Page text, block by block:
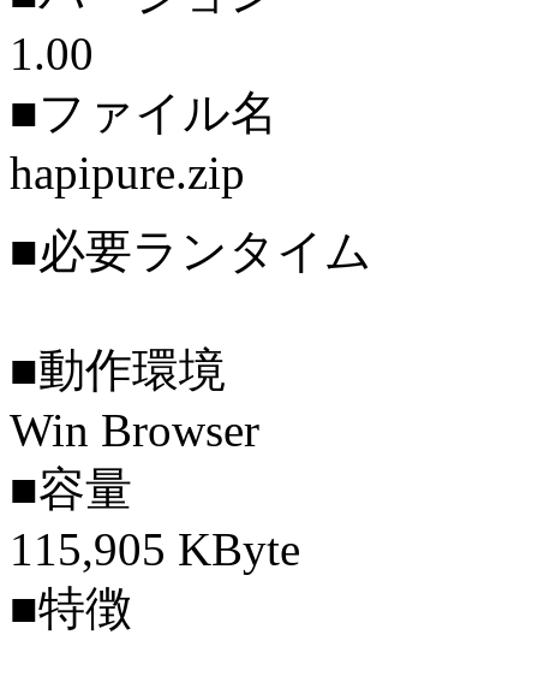
1.00
■ファイル名
hapipure.zip
■必要ランタイム
■動作環境
Win Browser
■容量
115,905 KByte
■特徴